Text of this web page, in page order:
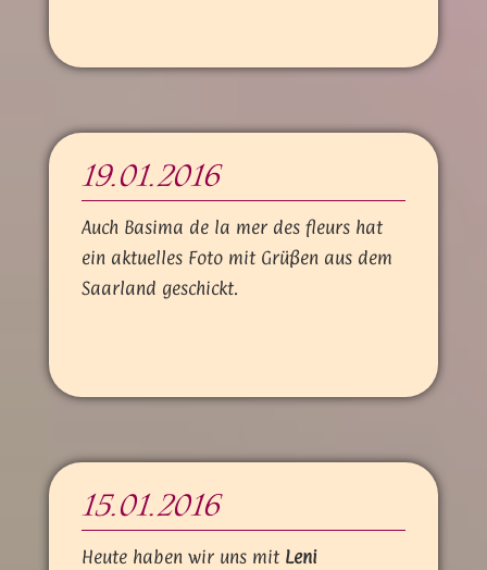
19.01.2016
Auch Basima de la mer des fleurs hat
ein aktuelles Foto mit Grüßen aus dem
Saarland geschickt.
15.01.2016
Heute haben wir uns mit Leni